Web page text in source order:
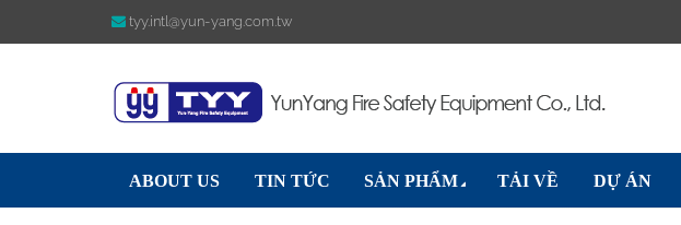
tyy.intl@yun-yang.com.tw
ABOUT US TIN TỨC SẢN PHẨM TẢI VỀ DỰ ÁN